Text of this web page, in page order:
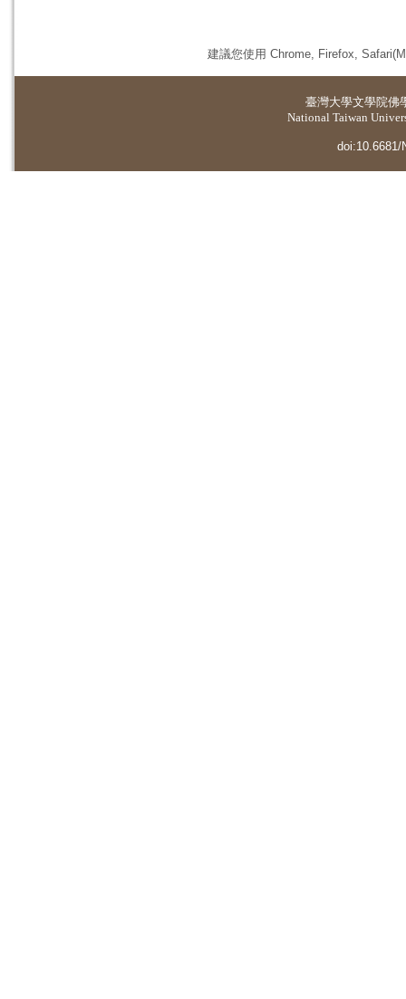
建議您使用 Chrome, Firefox,
臺灣大學文學院佛
National Taiwan
doi:10.6681/